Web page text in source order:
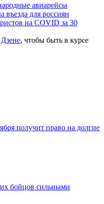
авиарейсы
для россиян
на COVID за 30
Дзене, чтобы быть в курсе
получит право на долгие
бойцов сильными